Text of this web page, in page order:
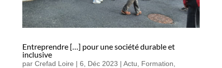
Entreprendre […] pour une société durable et
inclusive
par Crefad Loire | 6, Déc 2023 | Actu Formation